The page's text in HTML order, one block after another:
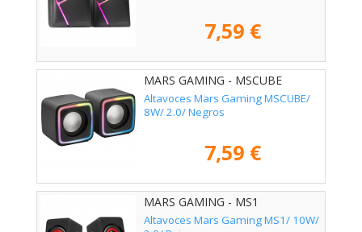
7,59 €
MARS GAMING - MSCUBE
Altavoces Mars Gaming MSCUBE/
8W/ 2.0/ Negros
7,59 €
MARS GAMING - MS1
Altavoces Mars Gaming MS1/ 10W/